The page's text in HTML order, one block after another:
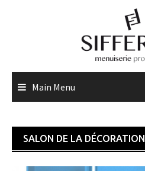
Main Menu
SALON DE LA DÉCORATION